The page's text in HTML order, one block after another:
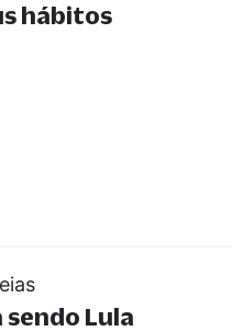
hábitos
sendo Lula